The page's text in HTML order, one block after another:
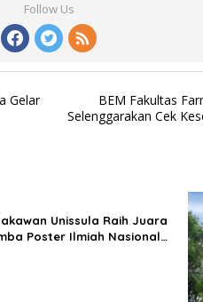
Follow Us
Gelar
BEM Fakultas
Selenggarakan Cek
Unissula Raih Juara
Poster Ilmiah Nasional